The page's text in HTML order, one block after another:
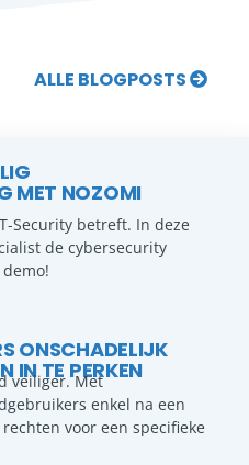
ALLE BLOGPOSTS
MET NOZOMI
Security betreft. In deze
de cybersecurity
ONSCHADELIJK
IN TE PERKEN
veiliger. Met
enkel na een
voor een specifieke